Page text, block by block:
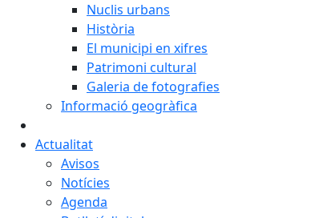
Nuclis urbans
Història
El municipi en xifres
Patrimoni cultural
Galeria de fotografies
Informació geogràfica
Actualitat
Avisos
Notícies
Agenda